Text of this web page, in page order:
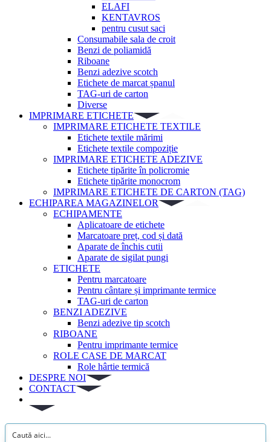
ELAFI
KENTAVROS
pentru cusut saci
Consumabile sala de croit
Benzi de poliamidă
Riboane
Benzi adezive scotch
Etichete de marcat șpanul
TAG-uri de carton
Diverse
IMPRIMARE ETICHETE
IMPRIMARE ETICHETE TEXTILE
Etichete textile mărimi
Etichete textile compoziție
IMPRIMARE ETICHETE ADEZIVE
Etichete tipărite în policromie
Etichete tipărite monocrom
IMPRIMARE ETICHETE DE CARTON (TAG)
ECHIPAREA MAGAZINELOR
ECHIPAMENTE
Aplicatoare de etichete
Marcatoare preț, cod și dată
Aparate de închis cutii
Aparate de sigilat pungi
ETICHETE
Pentru marcatoare
Pentru cântare și imprimante termice
TAG-uri de carton
BENZI ADEZIVE
Benzi adezive tip scotch
RIBOANE
Pentru imprimante termice
ROLE CASE DE MARCAT
Role hârtie termică
DESPRE NOI
CONTACT